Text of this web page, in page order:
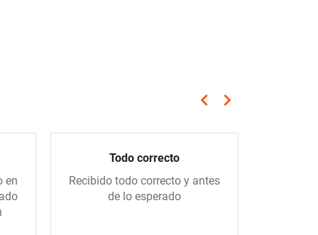
Anterior
keyboard_arrow_left Siguiente
keyboard_arrow_right
en
Todo correcto
Recibido todo correcto y antes
de lo esperado